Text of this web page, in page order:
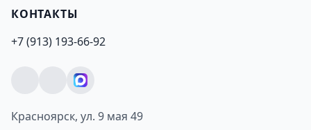
КОНТАКТЫ
+7 (913) 193-66-92
Красноярск, ул. 9 мая 49